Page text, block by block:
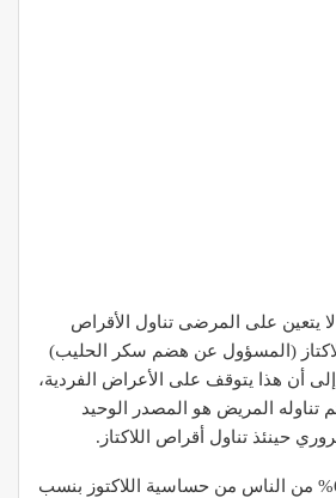
لا يتعين على المرضى تناول الأقراص
(المسؤول عن هضم سكر الحليب)
أن هذا يتوقف على الأعراض الفردية،
تناوله المريض هو المصدر الوحيد
حينئذ تناول أقراص اللاكتاز.
وتعاني نسبة تقدر بـ 60% من الناس من حساسية اللاكتوز بنسب